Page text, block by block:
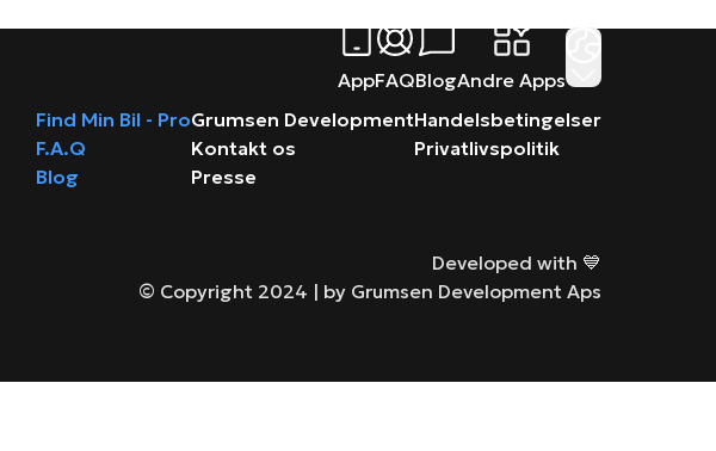
AppFAQBlogAndre Apps
Find Min Bil - Pro
F.A.Q
Blog
Grumsen Development
Kontakt os
Presse
Handelsbetingelser
Privatlivspolitik
Developed with 💙
© Copyright 2024 | by Grumsen Development Aps